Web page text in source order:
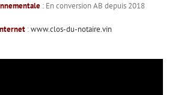
: En conversion AB depuis 2018
:www.clos-du-notaire.vin